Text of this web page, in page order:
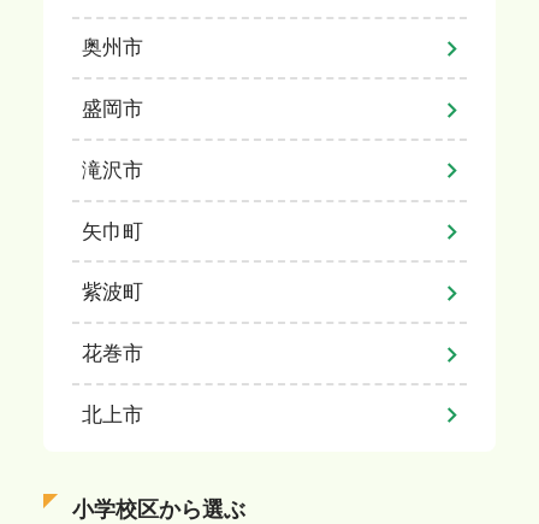
奥州市
盛岡市
滝沢市
矢巾町
紫波町
花巻市
北上市
小学校区から選ぶ